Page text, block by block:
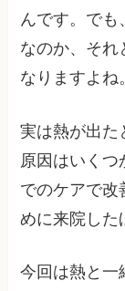
んです。で
なのか、それ
なりますよね
実は熱が出た
原因はいくつ
でのケアで改
めに来院した
今回は熱と一